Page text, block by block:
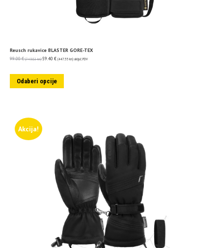
Reusch rukavice BLASTER GORE-TEX
99.00€ (745.92 kn) 59.40 € (447.55 kn) uključ. PDV
Odaberi opcije
Akcija!